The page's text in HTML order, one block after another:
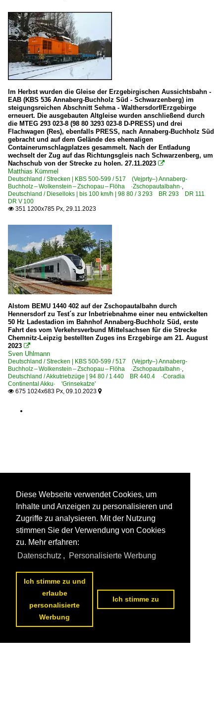
Im Herbst wurden die Gleise der Erzgebirgischen Aussichtsbahn -
EAB (KBS 536 Annaberg-Buchholz Süd - Schwarzenberg) im
steigungsreichen Abschnitt Sehma - Walthersdorf/Erzgebirge
erneuert. Die ausgebauten Altgleise wurden anschließend durch
die MTEG 293 023-8 (98 80 3293 023-8 D-PRESS) und drei
Flachwagen (Res), ebenfalls PRESS, nach Annaberg-Buchholz Süd
gebracht und auf dem Gelände des ehemaligen
Containerumschlagplatzes gesammelt. Nach der Entladung
wechselt der Zug auf das Richtungsgleis nach Schwarzenberg, um
Nachschub von der Strecke zu holen. 27.11.2023 
Matthias Kümmel
Deutschland / Strecken | KBS 500-599 / 517 (Vejprty–) Annaberg-
Buchholz – Wolkenstein – Zschopau – Flöha ·Zschopautalbahn·,
Deutschland / Dieselloks | bis 100 km/h | 98 80 / 3 293 BR 293 DR 111
DR V 100
 351 1200x785 Px, 29.11.2023
Alstom BEMU 1440 402 auf der Zschopautalbahn durch
Hennersdorf zu Test´s zur Inbetriebnahme einer neu entwickelten
50 Hz Ladestadion im Bahnhof Annaberg-Buchholz Süd, erste
Fahrt des vom Verkehrsverbund Mittelsachsen für die Strecke
Chemnitz-Leipzig bestellten Zuges ins Erzgebirge am 21. August
2023 
Sven Uhlmann
Deutschland / Strecken | KBS 500-599 / 517 (Vejprty–) Annaberg-
Buchholz – Wolkenstein – Zschopau – Flöha ·Zschopautalbahn·,
Deutschland / Akkutriebzüge | 94 80 / 1 440 BR 440.4 ·Coradia
Continental Akku· 'Grinsekatze'
 675 1024x683 Px, 09.10.2023 
Diese Webseite verwendet Cookies, um
Inhalte und Anzeigen zu personalisieren und
Zugriffe zu analysieren. Mit der Nutzung
stimmen Sie der Verwendung von Cookies
zu. Mehr erfahren:
Datenschutz , Personalisierte Werbung
Ich stimme zu und
erlaube
personalisierte
Werbung
Ich stimme zu